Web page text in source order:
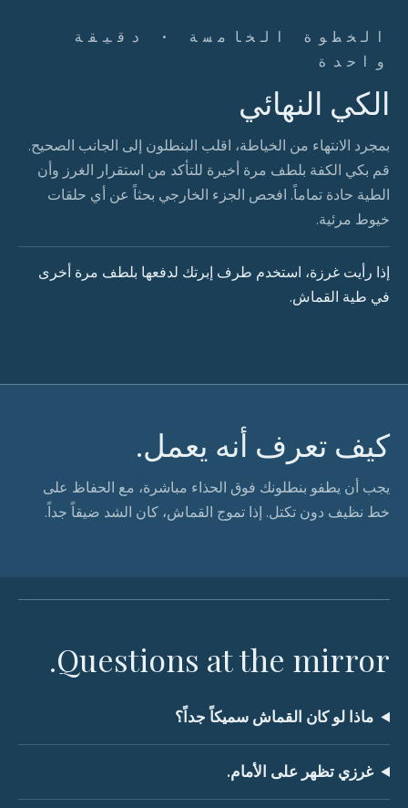
الخطوة الخامسة · دقيقة
واحدة
الكي النهائي
بمجرد الانتهاء من الخياطة، اقلب البنطلون إلى الجانب الصحيح.
قم بكي الكفة بلطف مرة أخيرة للتأكد من استقرار الغرز وأن
الطية حادة تماماً. افحص الجزء الخارجي بحثاً عن أي حلقات
خيوط مرئية.
إذا رأيت غرزة، استخدم طرف إبرتك لدفعها بلطف مرة أخرى
في طية القماش.
كيف تعرف أنه يعمل.
يجب أن يطفو بنطلونك فوق الحذاء مباشرة، مع الحفاظ على
خط نظيف دون تكتل. إذا تموج القماش، كان الشد ضيقاً جداً.
Questions at the mirror.
ماذا لو كان القماش سميكاً جداً؟
غرزي تظهر على الأمام.